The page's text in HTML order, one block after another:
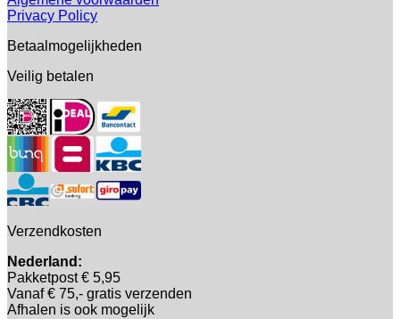
Privacy Policy
Betaalmogelijkheden
Veilig betalen
Verzendkosten
Nederland:
Pakketpost € 5,95
Vanaf € 75,- gratis verzenden
Afhalen is ook mogelijk